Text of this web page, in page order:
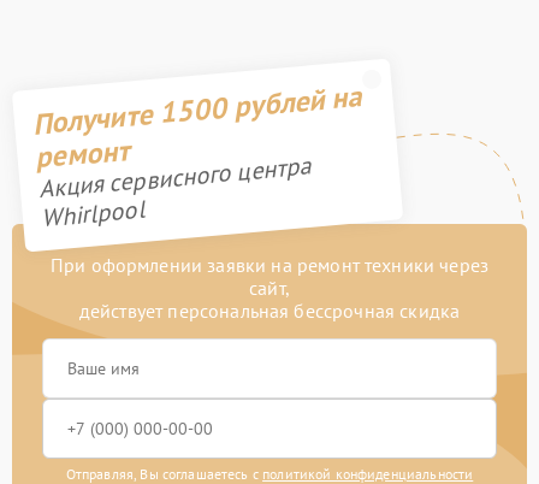
Получите 1500 рублей на
ремонт
Акция сервисного центра
Whirlpool
При оформлении заявки на ремонт техники через
сайт,
действует персональная бессрочная скидка
Отправляя, Вы соглашаетесь с политикой конфиденциальности